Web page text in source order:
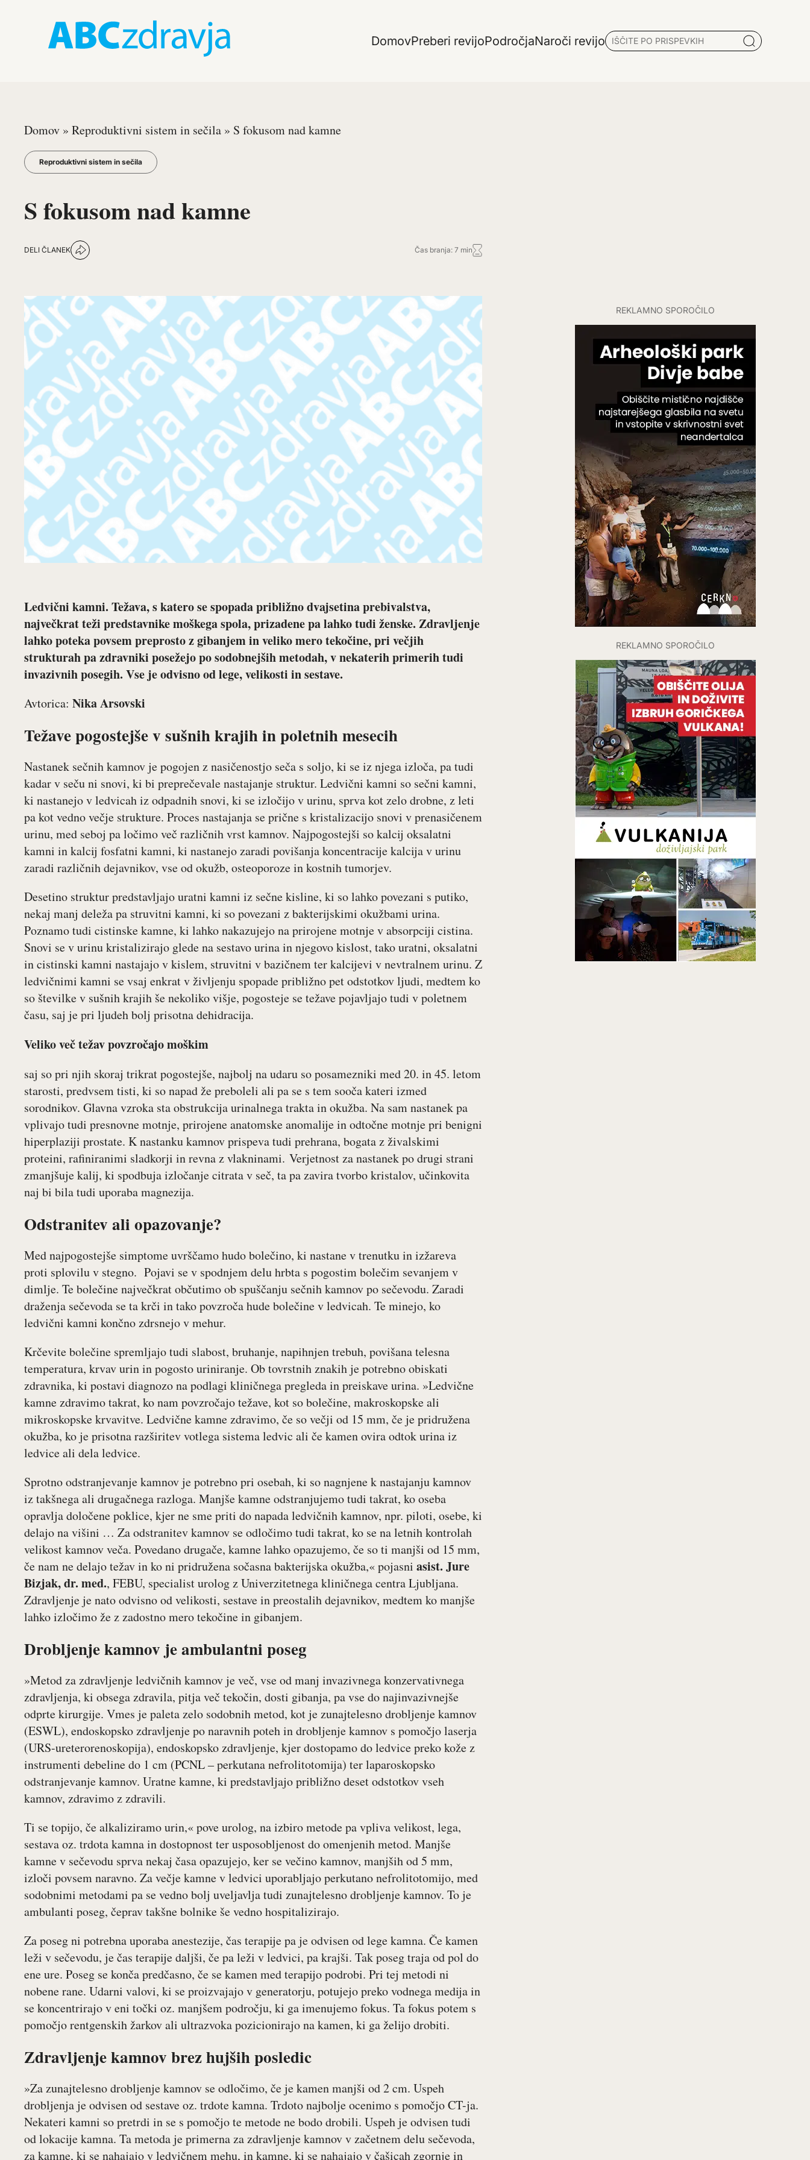
DomovPreberi revijoPodročjaNaroči revijo
Domov » Reproduktivni sistem in sečila » S fokusom nad kamne
Reproduktivni sistem in sečila
S fokusom nad kamne
DELI ČLANEK Čas branja: 7 min
Ledvični kamni. Težava, s katero se spopada približno dvajsetina prebivalstva,
največkrat teži predstavnike moškega spola, prizadene pa lahko tudi ženske. Zdravljenje
lahko poteka povsem preprosto z gibanjem in veliko mero tekočine, pri večjih
strukturah pa zdravniki posežejo po sodobnejših metodah, v nekaterih primerih tudi
invazivnih posegih. Vse je odvisno od lege, velikosti in sestave.
Avtorica: Nika Arsovski
Težave pogostejše v sušnih krajih in poletnih mesecih
Nastanek sečnih kamnov je pogojen z nasičenostjo seča s soljo, ki se iz njega izloča, pa tudi
kadar v seču ni snovi, ki bi preprečevale nastajanje struktur. Ledvični kamni so sečni kamni,
ki nastanejo v ledvicah iz odpadnih snovi, ki se izločijo v urinu, sprva kot zelo drobne, z leti
pa kot vedno večje strukture. Proces nastajanja se prične s kristalizacijo snovi v prenasičenem
urinu, med seboj pa ločimo več različnih vrst kamnov. Najpogostejši so kalcij oksalatni
kamni in kalcij fosfatni kamni, ki nastanejo zaradi povišanja koncentracije kalcija v urinu
zaradi različnih dejavnikov, vse od okužb, osteoporoze in kostnih tumorjev.
Desetino struktur predstavljajo uratni kamni iz sečne kisline, ki so lahko povezani s putiko,
nekaj manj deleža pa struvitni kamni, ki so povezani z bakterijskimi okužbami urina.
Poznamo tudi cistinske kamne, ki lahko nakazujejo na prirojene motnje v absorpciji cistina.
Snovi se v urinu kristalizirajo glede na sestavo urina in njegovo kislost, tako uratni, oksalatni
in cistinski kamni nastajajo v kislem, struvitni v bazičnem ter kalcijevi v nevtralnem urinu. Z
ledvičnimi kamni se vsaj enkrat v življenju spopade približno pet odstotkov ljudi, medtem ko
so številke v sušnih krajih še nekoliko višje, pogosteje se težave pojavljajo tudi v poletnem
času, saj je pri ljudeh bolj prisotna dehidracija.
Veliko več težav povzročajo moškim
saj so pri njih skoraj trikrat pogostejše, najbolj na udaru so posamezniki med 20. in 45. letom
starosti, predvsem tisti, ki so napad že preboleli ali pa se s tem sooča kateri izmed
sorodnikov. Glavna vzroka sta obstrukcija urinalnega trakta in okužba. Na sam nastanek pa
vplivajo tudi presnovne motnje, prirojene anatomske anomalije in odtočne motnje pri benigni
hiperplaziji prostate. K nastanku kamnov prispeva tudi prehrana, bogata z živalskimi
proteini, rafiniranimi sladkorji in revna z vlakninami. Verjetnost za nastanek po drugi strani
zmanjšuje kalij, ki spodbuja izločanje citrata v seč, ta pa zavira tvorbo kristalov, učinkovita
naj bi bila tudi uporaba magnezija.
Odstranitev ali opazovanje?
Med najpogostejše simptome uvrščamo hudo bolečino, ki nastane v trenutku in izžareva
proti splovilu v stegno. Pojavi se v spodnjem delu hrbta s pogostim bolečim sevanjem v
dimlje. Te bolečine največkrat občutimo ob spuščanju sečnih kamnov po sečevodu. Zaradi
draženja sečevoda se ta krči in tako povzroča hude bolečine v ledvicah. Te minejo, ko
ledvični kamni končno zdrsnejo v mehur.
Krčevite bolečine spremljajo tudi slabost, bruhanje, napihnjen trebuh, povišana telesna
temperatura, krvav urin in pogosto uriniranje. Ob tovrstnih znakih je potrebno obiskati
zdravnika, ki postavi diagnozo na podlagi kliničnega pregleda in preiskave urina. »Ledvične
kamne zdravimo takrat, ko nam povzročajo težave, kot so bolečine, makroskopske ali
mikroskopske krvavitve. Ledvične kamne zdravimo, če so večji od 15 mm, če je pridružena
okužba, ko je prisotna razširitev votlega sistema ledvic ali če kamen ovira odtok urina iz
ledvice ali dela ledvice.
Sprotno odstranjevanje kamnov je potrebno pri osebah, ki so nagnjene k nastajanju kamnov
iz takšnega ali drugačnega razloga. Manjše kamne odstranjujemo tudi takrat, ko oseba
opravlja določene poklice, kjer ne sme priti do napada ledvičnih kamnov, npr. piloti, osebe, ki
delajo na višini … Za odstranitev kamnov se odločimo tudi takrat, ko se na letnih kontrolah
velikost kamnov veča. Povedano drugače, kamne lahko opazujemo, če so ti manjši od 15 mm,
če nam ne delajo težav in ko ni pridružena sočasna bakterijska okužba,« pojasni asist. Jure
Bizjak, dr. med., FEBU, specialist urolog z Univerzitetnega kliničnega centra Ljubljana.
Zdravljenje je nato odvisno od velikosti, sestave in preostalih dejavnikov, medtem ko manjše
lahko izločimo že z zadostno mero tekočine in gibanjem.
Drobljenje kamnov je ambulantni poseg
»Metod za zdravljenje ledvičnih kamnov je več, vse od manj invazivnega konzervativnega
zdravljenja, ki obsega zdravila, pitja več tekočin, dosti gibanja, pa vse do najinvazivnejše
odprte kirurgije. Vmes je paleta zelo sodobnih metod, kot je zunajtelesno drobljenje kamnov
(ESWL), endoskopsko zdravljenje po naravnih poteh in drobljenje kamnov s pomočjo laserja
(URS-ureterorenoskopija), endoskopsko zdravljenje, kjer dostopamo do ledvice preko kože z
instrumenti debeline do 1 cm (PCNL ‒ perkutana nefrolitotomija) ter laparoskopsko
odstranjevanje kamnov. Uratne kamne, ki predstavljajo približno deset odstotkov vseh
kamnov, zdravimo z zdravili.
Ti se topijo, če alkaliziramo urin,« pove urolog, na izbiro metode pa vpliva velikost, lega,
sestava oz. trdota kamna in dostopnost ter usposobljenost do omenjenih metod. Manjše
kamne v sečevodu sprva nekaj časa opazujejo, ker se večino kamnov, manjših od 5 mm,
izloči povsem naravno. Za večje kamne v ledvici uporabljajo perkutano nefrolitotomijo, med
sodobnimi metodami pa se vedno bolj uveljavlja tudi zunajtelesno drobljenje kamnov. To je
ambulanti poseg, čeprav takšne bolnike še vedno hospitalizirajo.
Za poseg ni potrebna uporaba anestezije, čas terapije pa je odvisen od lege kamna. Če kamen
leži v sečevodu, je čas terapije daljši, če pa leži v ledvici, pa krajši. Tak poseg traja od pol do
ene ure. Poseg se konča predčasno, če se kamen med terapijo podrobi. Pri tej metodi ni
nobene rane. Udarni valovi, ki se proizvajajo v generatorju, potujejo preko vodnega medija in
se koncentrirajo v eni točki oz. manjšem področju, ki ga imenujemo fokus. Ta fokus potem s
pomočjo rentgenskih žarkov ali ultrazvoka pozicionirajo na kamen, ki ga želijo drobiti.
Zdravljenje kamnov brez hujših posledic
»Za zunajtelesno drobljenje kamnov se odločimo, če je kamen manjši od 2 cm. Uspeh
drobljenja je odvisen od sestave oz. trdote kamna. Trdoto najbolje ocenimo s pomočjo CT-ja.
Nekateri kamni so pretrdi in se s pomočjo te metode ne bodo drobili. Uspeh je odvisen tudi
od lokacije kamna. Ta metoda je primerna za zdravljenje kamnov v začetnem delu sečevoda,
za kamne, ki se nahajajo v ledvičnem mehu, in kamne, ki se nahajajo v čašicah zgornje in
REKLAMNO SPOROČILO
REKLAMNO SPOROČILO